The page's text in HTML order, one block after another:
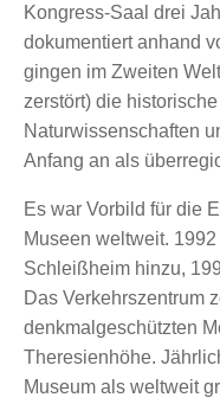
Kongress-Saal drei
dokumentiert anhand
gingen im Zweiten
zerstört) die
Naturwissenschaften
Anfang an als
Es war Vorbild für die
Museen weltweit.
Schleißheim hinzu,
Das Verkehrszentrum
denkmalgeschützten
Theresienhöhe.
Museum als weltweit